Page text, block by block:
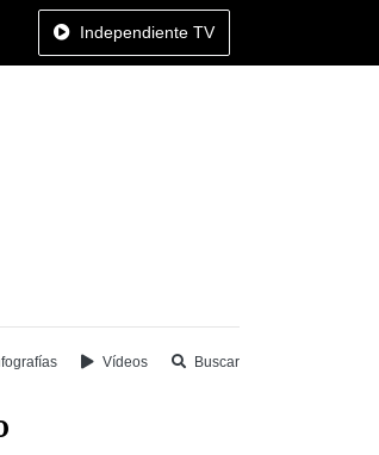
Independiente TV
Vídeos Buscar